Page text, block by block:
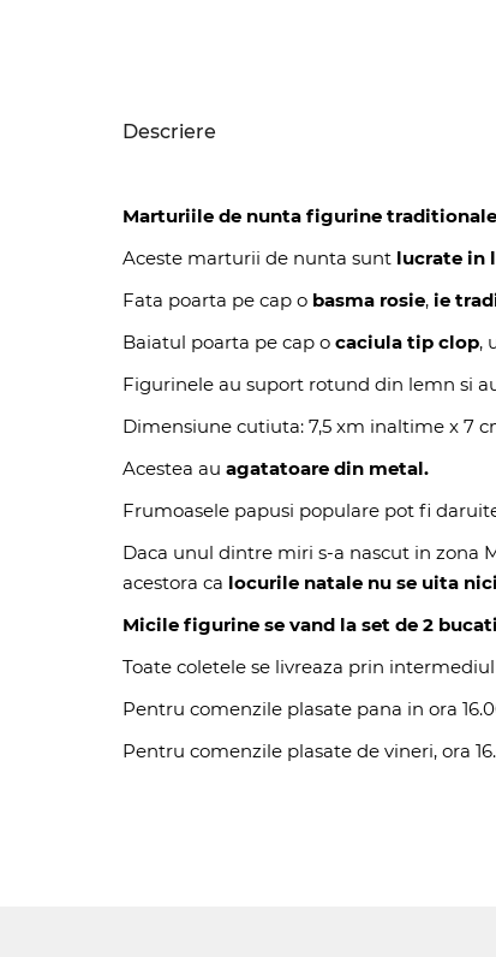
Descriere
Marturiile de nunta figurine traditionale
Aceste marturii de nunta sunt lucrate in
Fata poarta pe cap o basma rosie, ie
Baiatul poarta pe cap o caciula tip clop,
Figurinele au suport rotund din lemn si
Dimensiune cutiuta: 7,5 xm inaltime x 7
Acestea au agatatoare din metal.
Frumoasele papusi populare pot fi
Daca unul dintre miri s-a nascut in zona
acestora ca locurile natale nu se uita
Micile figurine se vand la set de 2
Toate coletele se livreaza prin
Pentru comenzile plasate pana in ora
Pentru comenzile plasate de vineri, ora